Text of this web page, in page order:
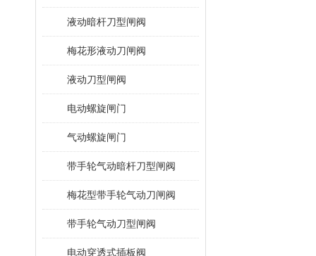
液动暗杆刀型闸阀
梅花形液动刀闸阀
液动刀型闸阀
电动螺旋闸门
气动螺旋闸门
带手轮气动暗杆刀型闸阀
梅花型带手轮气动刀闸阀
带手轮气动刀型闸阀
电动穿透式插板阀